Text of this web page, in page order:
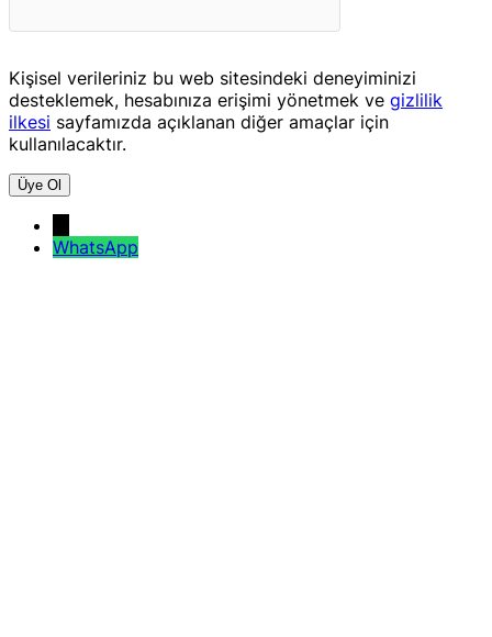
Kişisel verileriniz bu web sitesindeki deneyiminizi
desteklemek, hesabınıza erişimi yönetmek ve gizlilik
ilkesi sayfamızda açıklanan diğer amaçlar için
kullanılacaktır.
Üye Ol
WhatsApp